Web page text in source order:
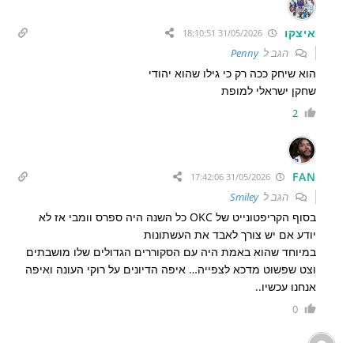
איצקו
הגב לPenny
הוא שיחק ככה רק כי גילו שהוא יהודי
שחקן ישראלי למופת
2
FAN
הגב לSmiley
בסוף הקריפטונייט של OKC כל השנה היה ספרס וומבי אז לא
יודע אם יש צורך לאבד את העשתונות
במיוחד שהוא באמת היה עם הסקוררים הגדולים שלו מושבתים
וצט שפשוט מדכא לצפייה… איפה הדיונים על רוקי העונה ואיפה
אנחנו עכשיו..
0